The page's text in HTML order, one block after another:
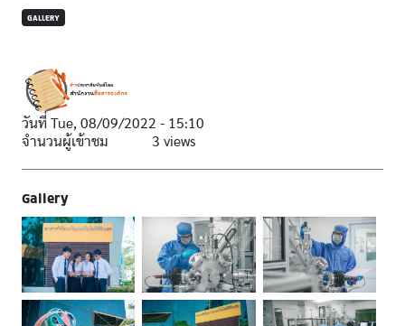
GALLERY
วันที่ Tue, 08/09/2022 - 15:10
จำนวนผู้เข้าชม
3 views
Gallery